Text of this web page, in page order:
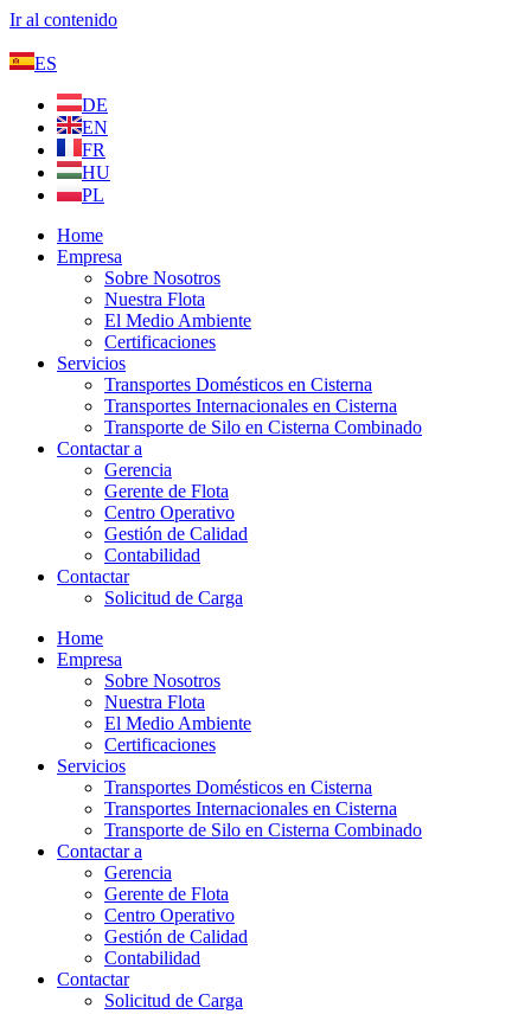
Ir al contenido
ES
DE
EN
FR
HU
PL
Home
Empresa
Sobre Nosotros
Nuestra Flota
El Medio Ambiente
Certificaciones
Servicios
Transportes Domésticos en Cisterna
Transportes Internacionales en Cisterna
Transporte de Silo en Cisterna Combinado
Contactar a
Gerencia
Gerente de Flota
Centro Operativo
Gestión de Calidad
Contabilidad
Contactar
Solicitud de Carga
Home
Empresa
Sobre Nosotros
Nuestra Flota
El Medio Ambiente
Certificaciones
Servicios
Transportes Domésticos en Cisterna
Transportes Internacionales en Cisterna
Transporte de Silo en Cisterna Combinado
Contactar a
Gerencia
Gerente de Flota
Centro Operativo
Gestión de Calidad
Contabilidad
Contactar
Solicitud de Carga